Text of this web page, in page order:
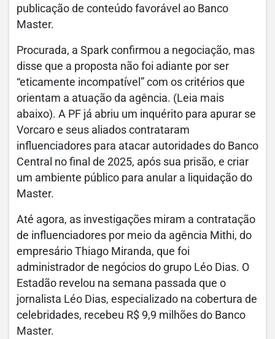
publicação de conteúdo favorável ao Banco
Master.
Procurada, a Spark confirmou a negociação, mas
disse que a proposta não foi adiante por ser
“eticamente incompatível” com os critérios que
orientam a atuação da agência. (Leia mais
abaixo). A PF já abriu um inquérito para apurar se
Vorcaro e seus aliados contrataram
influenciadores para atacar autoridades do Banco
Central no final de 2025, após sua prisão, e criar
um ambiente público para anular a liquidação do
Master.
Até agora, as investigações miram a contratação
de influenciadores por meio da agência Mithi, do
empresário Thiago Miranda, que foi
administrador de negócios do grupo Léo Dias. O
Estadão revelou na semana passada que o
jornalista Léo Dias, especializado na cobertura de
celebridades, recebeu R$ 9,9 milhões do Banco
Master.